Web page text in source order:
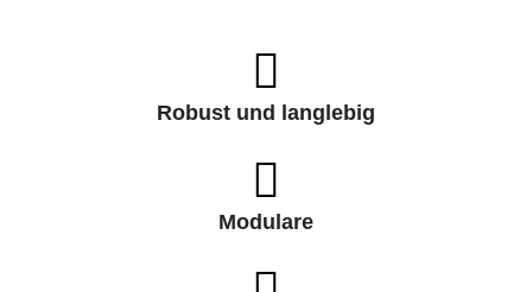
Robust und langlebig
Modulare